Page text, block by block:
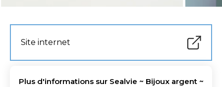
Site internet
Plus d'informations sur Sealvie ~ Bijoux argent ~